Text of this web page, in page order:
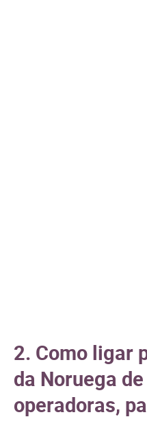
2. Como ligar
da Noruega
operadoras,